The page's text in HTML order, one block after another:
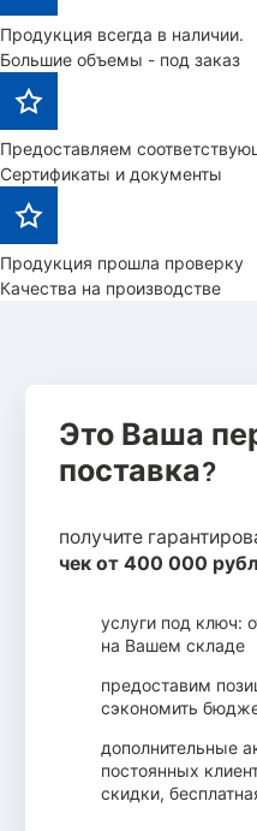
Продукция всегда в наличии.
Большие объемы - под заказ
Предоставляем
Сертификаты и документы
Продукция прошла проверку
Качества на производстве
Это Ваша первая
поставка?
получите
чек от 400 000
услуги под ключ:
на Вашем складе
предоставим
сэкономить
дополнительные
постоянных
скидки,